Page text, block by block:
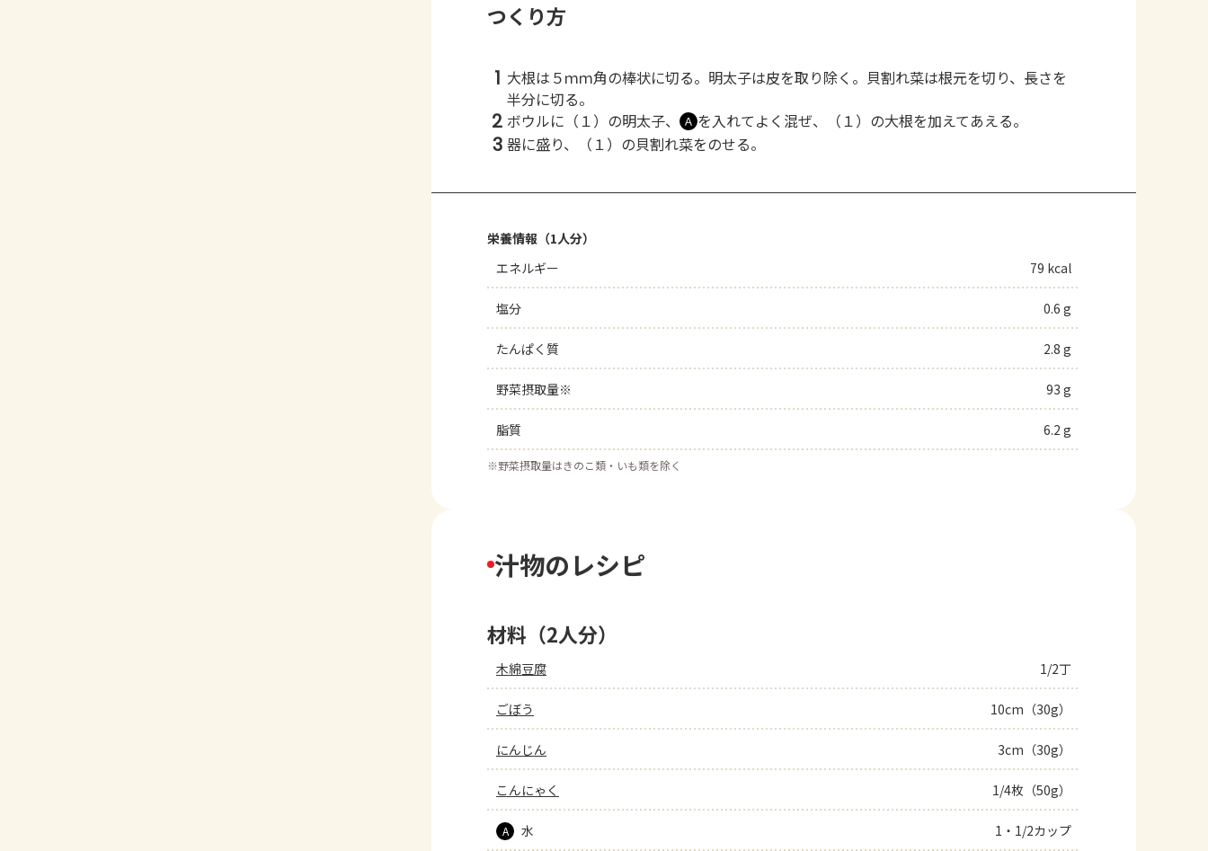
つくり方
1 大根は５ｍｍ角の棒状に切る。明太子は皮を取り除く。貝割れ菜は根元を切り、長さを
半分に切る。
2 ボウルに（１）の明太子、 Ａ を入れてよく混ぜ、（１）の大根を加えてあえる。
3 器に盛り、（１）の貝割れ菜をのせる。
栄養情報（1人分）
エネルギー
79 kcal
塩分 0.6 g
たんぱく質 2.8 g
野菜摂取量※ 93 g
脂質 6.2 g
※野菜摂取量はきのこ類・いも類を除く
汁物のレシピ
材料（2人分）
木綿豆腐 1/2丁
ごぼう 10cm（30g）
にんじん 3cm（30g）
こんにゃく 1/4枚（50g）
A 水 1・1/2カップ